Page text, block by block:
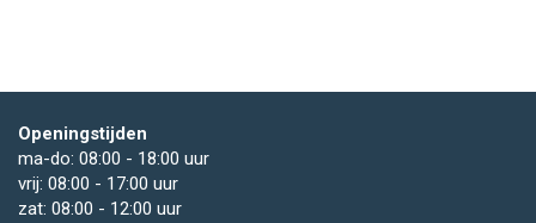
Openingstijden
ma-do: 08:00 - 18:00 uur
vrij: 08:00 - 17:00 uur
zat: 08:00 - 12:00 uur